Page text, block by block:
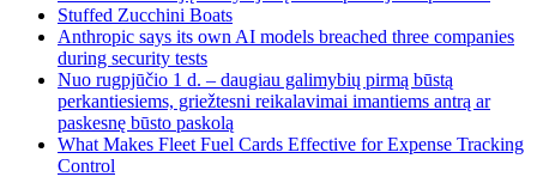
Stuffed Zucchini Boats
Anthropic says its own AI models breached three companies
during security tests
Nuo rugpjūčio 1 d. – daugiau galimybių pirmą būstą
perkantiesiems, griežtesni reikalavimai imantiems antrą ar
paskesnę būsto paskolą
What Makes Fleet Fuel Cards Effective for Expense Tracking
Control